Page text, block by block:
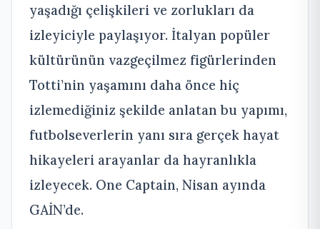
yaşadığı çelişkileri ve zorlukları da
izleyiciyle paylaşıyor. İtalyan popüler
kültürünün vazgeçilmez figürlerinden
Totti’nin yaşamını daha önce hiç
izlemediğiniz şekilde anlatan bu yapımı,
futbolseverlerin yanı sıra gerçek hayat
hikayeleri arayanlar da hayranlıkla
izleyecek. One Captain, Nisan ayında
GAİN’de.